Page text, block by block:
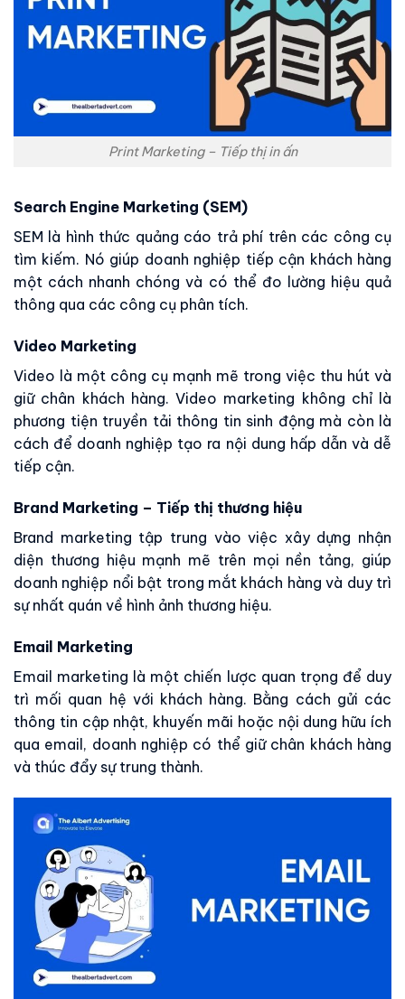
Print Marketing – Tiếp thị in ấn
Search Engine Marketing (SEM)
SEM là hình thức quảng cáo trả phí trên các công cụ
tìm kiếm. Nó giúp doanh nghiệp tiếp cận khách hàng
một cách nhanh chóng và có thể đo lường hiệu quả
thông qua các công cụ phân tích.
Video Marketing
Video là một công cụ mạnh mẽ trong việc thu hút và
giữ chân khách hàng. Video marketing không chỉ là
phương tiện truyền tải thông tin sinh động mà còn là
cách để doanh nghiệp tạo ra nội dung hấp dẫn và dễ
tiếp cận.
Brand Marketing – Tiếp thị thương hiệu
Brand marketing tập trung vào việc xây dựng nhận
diện thương hiệu mạnh mẽ trên mọi nền tảng, giúp
doanh nghiệp nổi bật trong mắt khách hàng và duy trì
sự nhất quán về hình ảnh thương hiệu.
Email Marketing
Email marketing là một chiến lược quan trọng để duy
trì mối quan hệ với khách hàng. Bằng cách gửi các
thông tin cập nhật, khuyến mãi hoặc nội dung hữu ích
qua email, doanh nghiệp có thể giữ chân khách hàng
và thúc đẩy sự trung thành.